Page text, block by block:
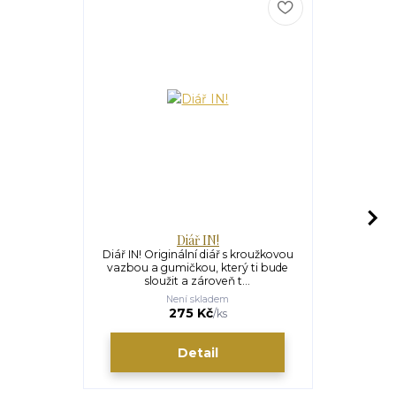
Diář IN!
Diář IN! Originální diář s kroužkovou
vazbou a gumičkou, který ti bude
sloužit a zároveň t...
275 Kč/ks
Není skladem
Detail